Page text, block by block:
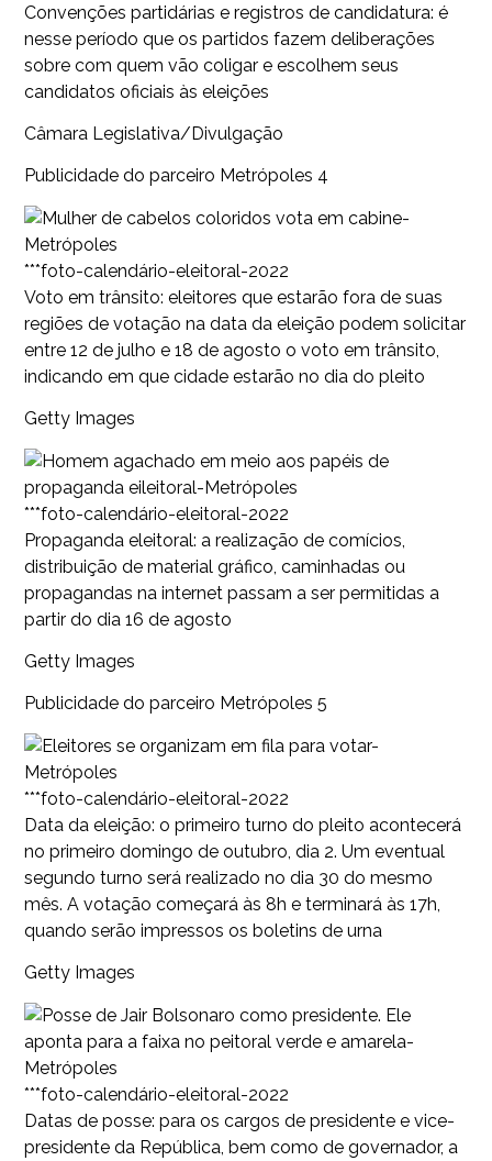
Convenções partidárias e registros de candidatura: é
nesse período que os partidos fazem deliberações
sobre com quem vão coligar e escolhem seus
candidatos oficiais às eleições
Câmara Legislativa/Divulgação
Publicidade do parceiro Metrópoles 4
***foto-calendário-eleitoral-2022
Voto em trânsito: eleitores que estarão fora de suas
regiões de votação na data da eleição podem solicitar
entre 12 de julho e 18 de agosto o voto em trânsito,
indicando em que cidade estarão no dia do pleito
Getty Images
***foto-calendário-eleitoral-2022
Propaganda eleitoral: a realização de comícios,
distribuição de material gráfico, caminhadas ou
propagandas na internet passam a ser permitidas a
partir do dia 16 de agosto
Getty Images
Publicidade do parceiro Metrópoles 5
***foto-calendário-eleitoral-2022
Data da eleição: o primeiro turno do pleito acontecerá
no primeiro domingo de outubro, dia 2. Um eventual
segundo turno será realizado no dia 30 do mesmo
mês. A votação começará às 8h e terminará às 17h,
quando serão impressos os boletins de urna
Getty Images
***foto-calendário-eleitoral-2022
Datas de posse: para os cargos de presidente e vice-
presidente da República, bem como de governador, a